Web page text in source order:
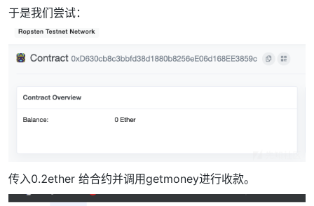
于是我们尝试：
传入0.2ether 给合约并调用getmoney进行收款。